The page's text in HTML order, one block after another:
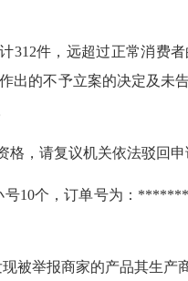
件，远超过正常消费
的不予立案的决定及未
，请复议机关依法驳回申
10个，订单号为：
举报商家的产品其生产